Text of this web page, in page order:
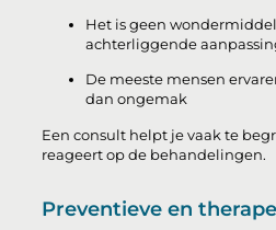
Het is geen
achterliggende
De meeste mensen
dan ongemak
Een consult helpt je vaak te
reageert op de behandelingen.
Preventieve en